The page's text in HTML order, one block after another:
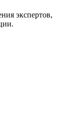
экспертов,